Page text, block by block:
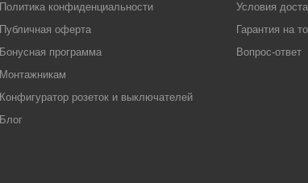
Политика конфиденциальности
Публичная оферта
Бонусная программа
Монтажникам
Конфигуратор розеток и выключателей
Блог
Условия
Гарантия на
Вопрос-ответ